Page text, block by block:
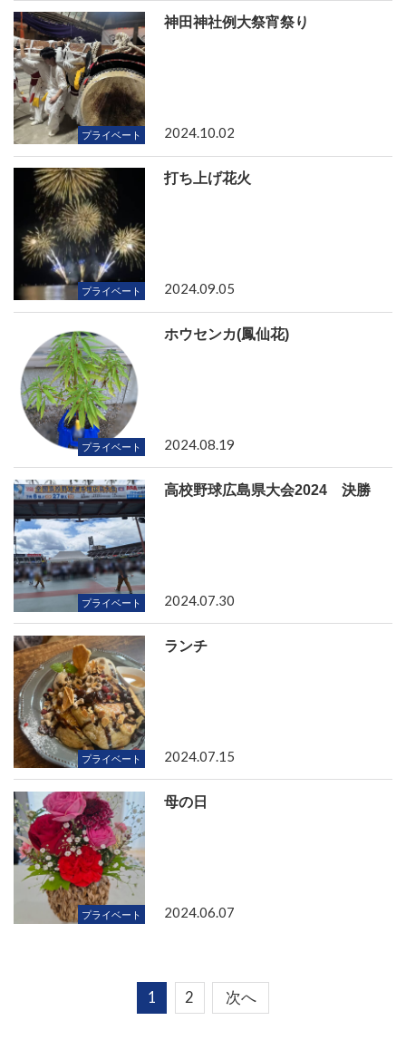
プライベート
神田神社例大祭宵祭り
2024.10.02
プライベート
打ち上げ花火
2024.09.05
プライベート
ホウセンカ(鳳仙花)
2024.08.19
プライベート
高校野球広島県大会2024 決勝
2024.07.30
プライベート
ランチ
2024.07.15
プライベート
母の日
2024.06.07
1 2 次へ